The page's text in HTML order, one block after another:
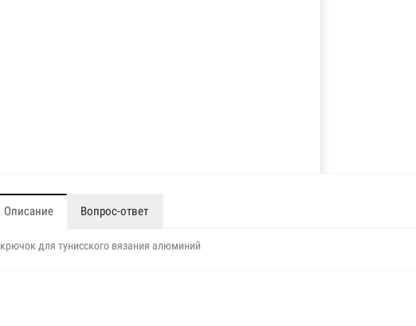
Описание Вопрос-ответ
крючок для тунисского вязания алюминий